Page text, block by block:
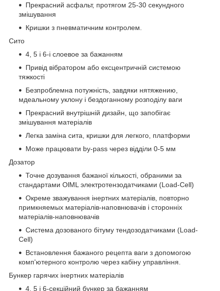
Прекрасний асфальт, протягом 25-30 секундного
змішування
Кришки з пневматичним контролем.
Сито
4, 5 і 6-і слоевое за бажанням
Привід вібратором або ексцентричній системою
тяжкості
Безпроблемна потужність, завдяки нятяжению,
мдеальному уклону і бездоганному розподілу ваги
Прекрасний внутрішній дизайн, що запобігає
змішування матеріалів
Легка заміна сита, кришки для легкого, платформи
Може працювати by-pass через відділи 0-5 мм
Дозатор
Точне дозування бажаної кількості, обраними за
стандартами OlML электротензодатчиками (Load-Cell)
Окреме зважування інертних матеріалів, повторно
примкняемых матеріалів-наповнювачів і сторонніх
матеріалів-наповнювачів
Система дозованого бітуму тендозодатчиками (Load-
Cell)
Встановлення бажаного рецепта ваги з допомогою
комп'ютерного контролю через кабіну управління.
Бункер гарячих інертних матеріалів
4, 5 і 6-секційний бункер за бажанням